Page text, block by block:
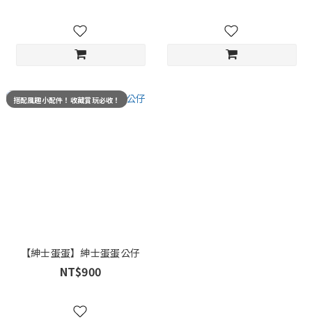
搭配風趣小配件！收藏賞玩必收！
【紳士蛋蛋】紳士蛋蛋公仔
NT$900